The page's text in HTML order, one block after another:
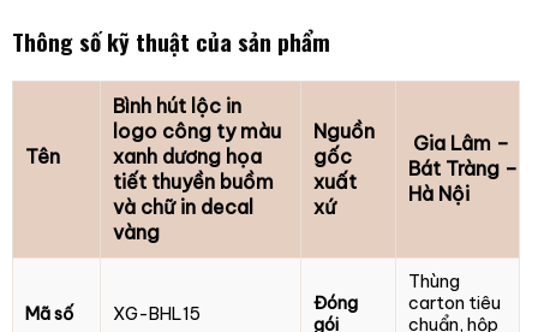
Thông số kỹ thuật của sản phẩm
Tên
Bình hút lộc in
logo công ty màu
xanh dương họa
tiết thuyền buồm
và chữ in decal
vàng
Nguồn
gốc
xuất
xứ
Gia Lâm –
Bát Tràng –
Hà Nội
Mã số XG-BHL15
Đóng
gói
Thùng
carton tiêu
chuẩn, hộp